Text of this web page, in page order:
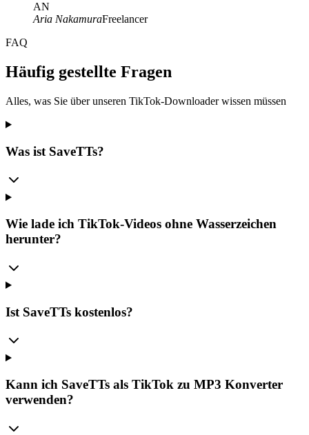
AN
Aria NakamuraFreelancer
FAQ
Häufig gestellte Fragen
Alles, was Sie über unseren TikTok-Downloader wissen müssen
Was ist SaveTTs?
Wie lade ich TikTok-Videos ohne Wasserzeichen
herunter?
Ist SaveTTs kostenlos?
Kann ich SaveTTs als TikTok zu MP3 Konverter
verwenden?